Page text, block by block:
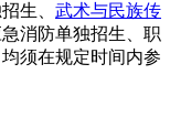
生、 武术与民族传
消防单独招生、职
须在规定时间内参